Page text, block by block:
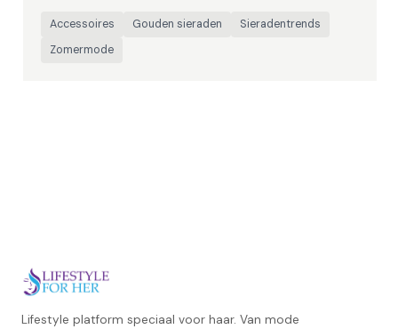
Accessoires Gouden sieraden
Sieradentrends
Zomermode
Lifestyle platform speciaal voor haar. Van mode